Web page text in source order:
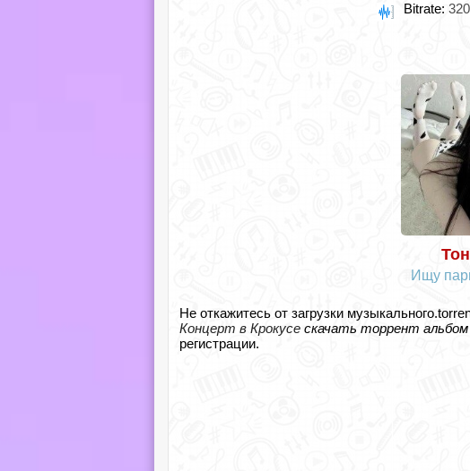
Bitrate:
Ищу
Не откажитесь от загрузки
Концерт в Крокусе скачать торрент альбом
регистрации.